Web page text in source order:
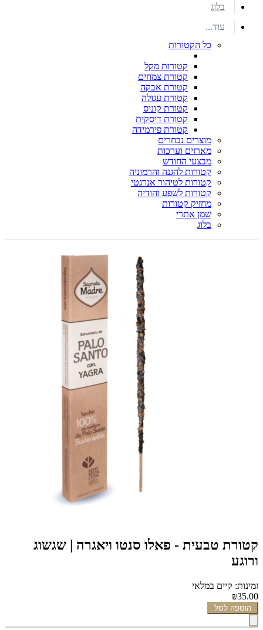
בלוג
עוד...
כל הקטורות
קטורות מקל
קטורת צמחים
קטורת אבקה
קטורת עגולה
קטורת קונוס
קטורת דיסקית
קטורת פירמידה
מוצרים נבחרים
מארזים וערכות
מבצעי החודש
קטורות להגנה והרמוניה
קטורות לטיהור אנרגטי
קטורות לשפע והודיה
מחזיק קטורות
שמן אתרי
בלוג
קטורת טבעית - פאלו סנטו ויאגרה | שגשוג
ורוגע
זמינות: קיים במלאי
₪35.00
הוספה לסל